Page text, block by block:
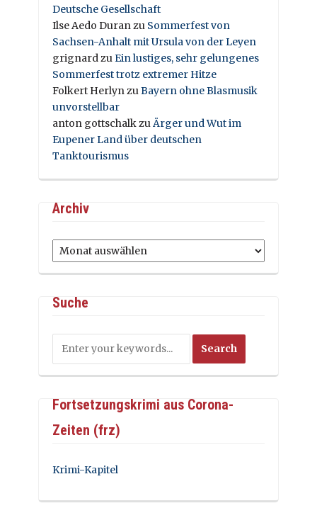
Deutsche Gesellschaft
Ilse Aedo Duranzu Sommerfest von
Sachsen-Anhalt mit Ursula von der Leyen
grignardzuEin lustiges, sehr gelungenes
Sommerfest trotz extremer Hitze
Folkert HerlynzuBayern ohne Blasmusik
unvorstellbar
anton gottschalkzuÄrger und Wut im
Eupener Land über deutschen
Tanktourismus
Archiv
Archiv
Suche
Fortsetzungskrimi aus Corona-
Zeiten (frz)
Krimi-Kapitel